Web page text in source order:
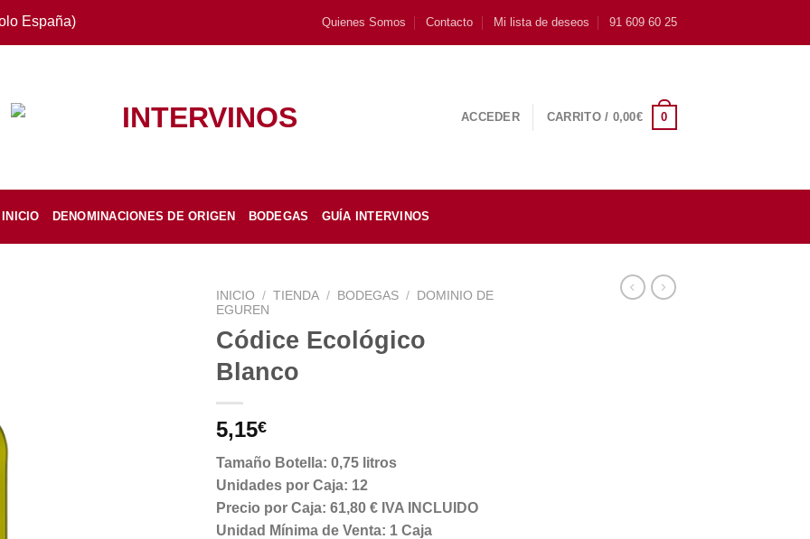
España) Quienes Somos Contacto Mi lista de deseos 91 609 60 25
ACCEDER CARRITO / 0,00€ 0
INICIO DENOMINACIONES DE ORIGEN BODEGAS GUÍA INTERVINOS
INICIO / TIENDA / BODEGAS /
DOMINIO DE
EGUREN
Códice Ecológico
Blanco
5,15€
Tamaño Botella: 0,75 litros
Unidades por Caja: 12
Precio por Caja: 61,80 € IVA INCLUIDO
Unidad Mínima de Venta: 1 Caja